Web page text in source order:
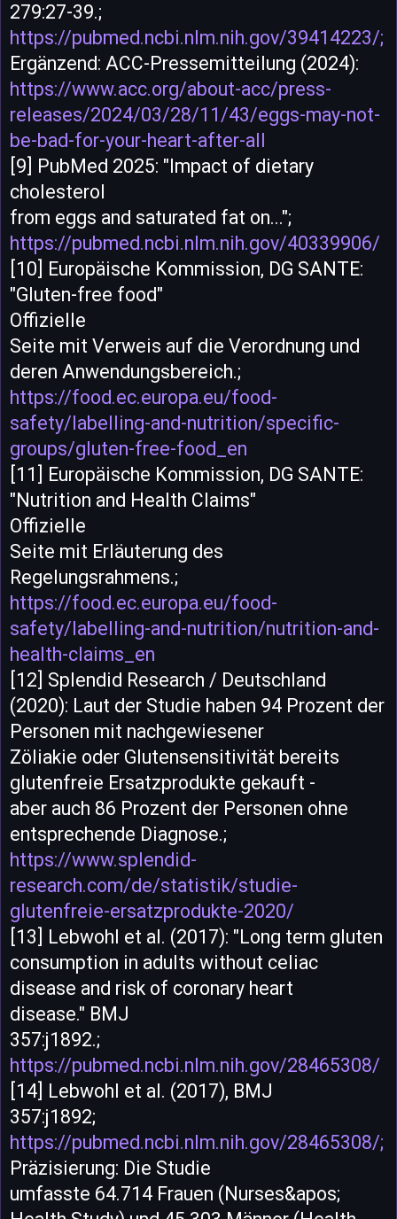
279:27-39.;
https://pubmed.ncbi.nlm.nih.gov/39414223/;
Ergänzend: ACC-Pressemitteilung (2024):
https://www.acc.org/about-acc/press-
releases/2024/03/28/11/43/eggs-may-not-
be-bad-for-your-heart-after-all
[9] PubMed 2025: "Impact of dietary
cholesterol
from eggs and saturated fat on...";
https://pubmed.ncbi.nlm.nih.gov/40339906/
[10] Europäische Kommission, DG SANTE:
"Gluten-free food"
Offizielle
Seite mit Verweis auf die Verordnung und
deren Anwendungsbereich.;
https://food.ec.europa.eu/food-
safety/labelling-and-nutrition/specific-
groups/gluten-free-food_en
[11] Europäische Kommission, DG SANTE:
"Nutrition and Health Claims"
Offizielle
Seite mit Erläuterung des
Regelungsrahmens.;
https://food.ec.europa.eu/food-
safety/labelling-and-nutrition/nutrition-and-
health-claims_en
[12] Splendid Research / Deutschland
(2020): Laut der Studie haben 94 Prozent der
Personen mit nachgewiesener
Zöliakie oder Glutensensitivität bereits
glutenfreie Ersatzprodukte gekauft -
aber auch 86 Prozent der Personen ohne
entsprechende Diagnose.;
https://www.splendid-
research.com/de/statistik/studie-
glutenfreie-ersatzprodukte-2020/
[13] Lebwohl et al. (2017): "Long term gluten
consumption in adults without celiac
disease and risk of coronary heart
disease." BMJ
357:j1892.;
https://pubmed.ncbi.nlm.nih.gov/28465308/
[14] Lebwohl et al. (2017), BMJ
357:j1892;
https://pubmed.ncbi.nlm.nih.gov/28465308/;
Präzisierung: Die Studie
umfasste 64.714 Frauen (Nurses&apos;